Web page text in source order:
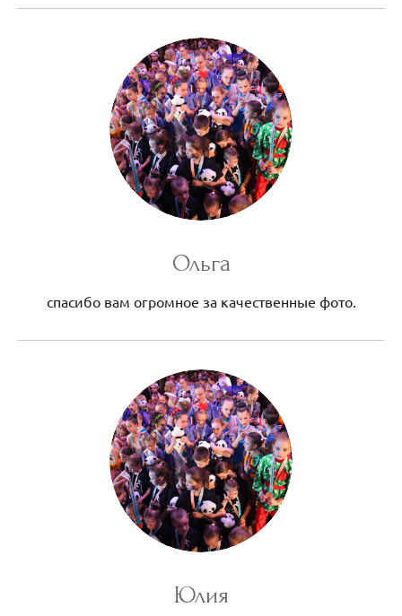
Ольга
спасибо вам огромное за качественные фото.
Юлия